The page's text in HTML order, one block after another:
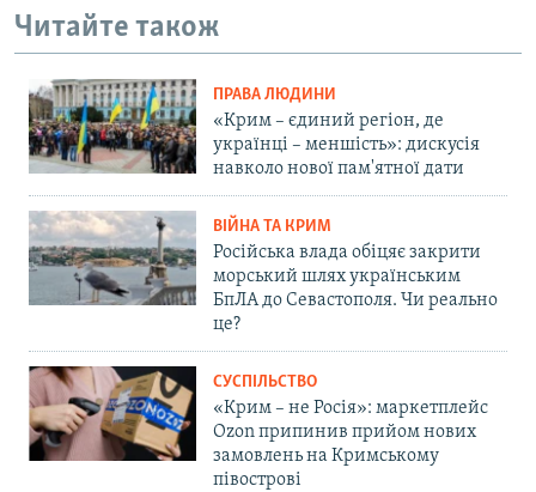
Читайте також
ПРАВА ЛЮДИНИ
«Крим – єдиний регіон, де
українці – меншість»: дискусія
навколо нової пам'ятної дати
ВІЙНА ТА КРИМ
Російська влада обіцяє закрити
морський шлях українським
БпЛА до Севастополя. Чи реально
це?
СУСПІЛЬСТВО
«Крим – не Росія»: маркетплейс
Ozon припинив прийом нових
замовлень на Кримському
півострові